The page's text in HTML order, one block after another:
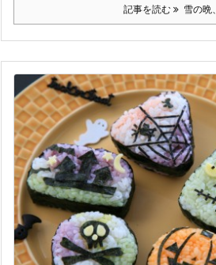
記事を読む 雪の晩